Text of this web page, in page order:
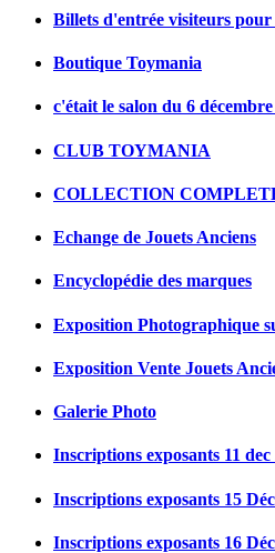
Billets d'entrée visiteurs pour
Boutique Toymania
c'était le salon du 6
CLUB TOYMANIA
COLLECTION
Echange de Jouets Anciens
Encyclopédie des marques
Exposition Photographique
Exposition Vente Jouets
Galerie Photo
Inscriptions exposants 11 dec
Inscriptions exposants 15
Inscriptions exposants 16